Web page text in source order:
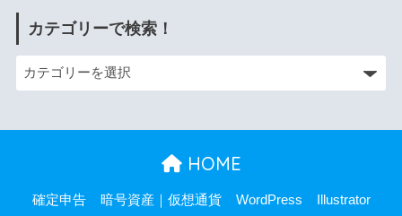
カテゴリーで検索！
HOME
確定申告 暗号資産｜仮想通貨 WordPress Illustrator